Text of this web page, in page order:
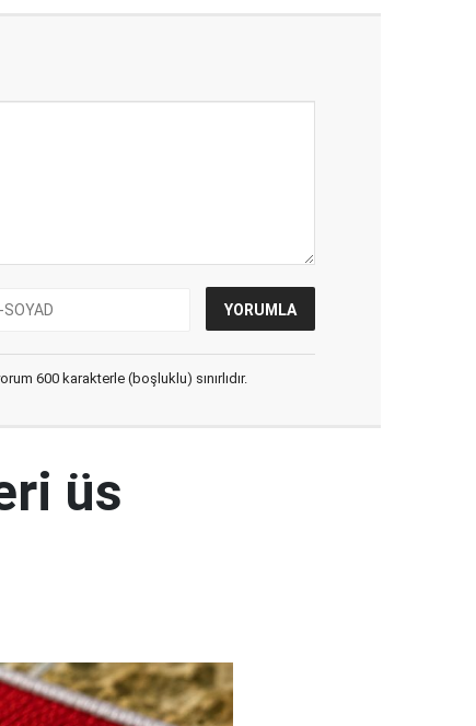
600 karakterle (boşluklu) sınırlıdır.
üs